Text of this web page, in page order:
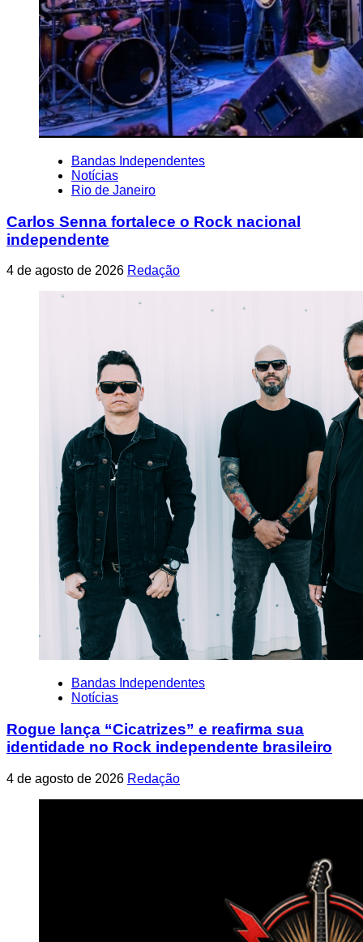
Bandas Independentes
Notícias
Rio de Janeiro
Carlos Senna fortalece o Rock nacional
independente
4 de agosto de 2026 Redação
Bandas Independentes
Notícias
Rogue lança “Cicatrizes” e reafirma sua
identidade no Rock independente brasileiro
4 de agosto de 2026 Redação